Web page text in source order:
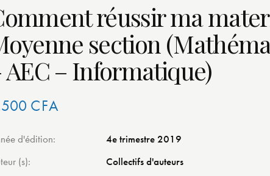
réussir ma
section
AEC – Informatique)
CFA
d'édition
4e trimestre 2019
(s)
Collectifs d'auteurs